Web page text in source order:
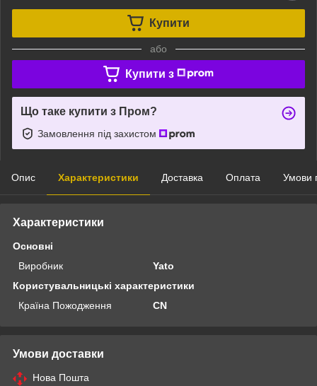
Купити
або
Купити з
Що таке купити з Пром?
Замовлення під захистом
Опис Характеристики Доставка Оплата Умови
Характеристики
Основні
Виробник
Yato
Користувальницькі характеристики
Країна Пожодження
CN
Умови доставки
Нова Пошта